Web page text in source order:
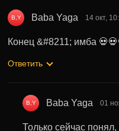
B,Y Baba Yaga 14 окт,
Конец &#8211; имба
Ответить
B,Y Baba Yaga 01
Только сейчас